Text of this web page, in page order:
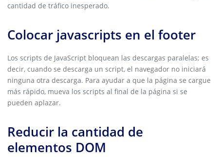
cantidad de tráfico inesperado.
Colocar javascripts en el footer
Los scripts de JavaScript bloquean las descargas paralelas; es
decir, cuando se descarga un script, el navegador no iniciará
ninguna otra descarga. Para ayudar a que la página se cargue
más rápido, mueva los scripts al final de la página si se
pueden aplazar.
Reducir la cantidad de
elementos DOM